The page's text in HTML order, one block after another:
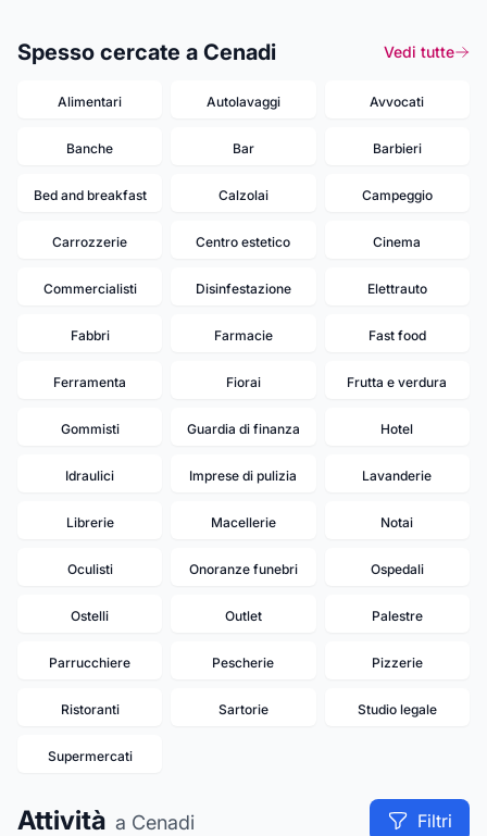
Spesso cercate a Cenadi Vedi tutte
Alimentari Autolavaggi Avvocati
Banche Bar Barbieri
Bed and breakfast Calzolai Campeggio
Carrozzerie Centro estetico Cinema
Commercialisti Disinfestazione Elettrauto
Fabbri Farmacie Fast food
Ferramenta Fiorai Frutta e verdura
Gommisti Guardia di finanza Hotel
Idraulici Imprese di pulizia Lavanderie
Librerie Macellerie Notai
Oculisti Onoranze funebri Ospedali
Ostelli Outlet Palestre
Parrucchiere Pescherie Pizzerie
Ristoranti Sartorie Studio legale
Supermercati
Attività a Cenadi Filtri